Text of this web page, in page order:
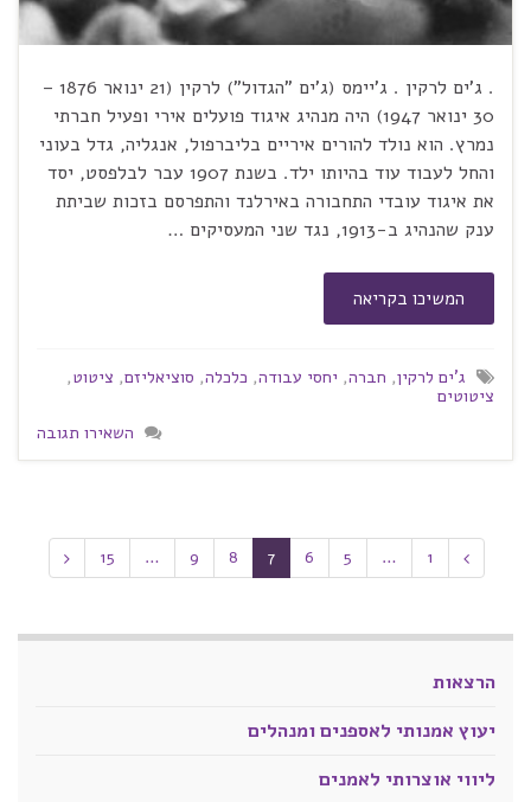
. ג'ים לרקין . ג'יימס (ג'ים "הגדול") לרקין (21 ינואר 1876 –
30 ינואר 1947) היה מנהיג איגוד פועלים אירי ופעיל חברתי
נמרץ. הוא נולד להורים איריים בליברפול, אנגליה, גדל בעוני
והחל לעבוד עוד בהיותו ילד. בשנת 1907 עבר לבלפסט, יסד
את איגוד עובדי התחבורה באירלנד והתפרסם בזכות שביתת
ענק שהנהיג ב-1913, נגד שני המעסיקים …
המשיכו בקריאה
ג'ים לרקין, חברה, יחסי עבודה, כלכלה, סוציאליזם, ציטוט,
ציטוטים
השאירו תגובה
1
…
5
6
7
8
9
…
15
הרצאות
יעוץ אמנותי לאספנים ומנהלים
ליווי אוצרותי לאמנים